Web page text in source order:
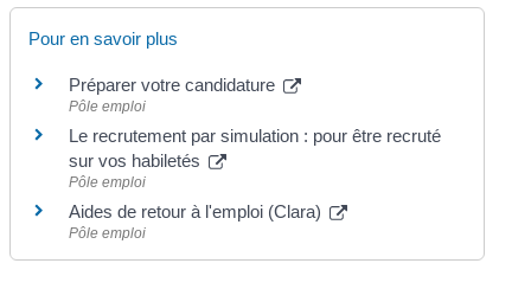
Pour en savoir plus
Préparer votre candidature
Pôle emploi
Le recrutement par simulation : pour être recruté
sur vos habiletés
Pôle emploi
Aides de retour à l'emploi (Clara)
Pôle emploi